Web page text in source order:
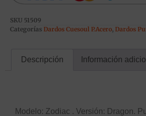
SKU 51509
Categorías Dardos Cuesoul P.Acero, Dardos
Descripción Información
Modelo: Zodiac . Versión: Dragon.